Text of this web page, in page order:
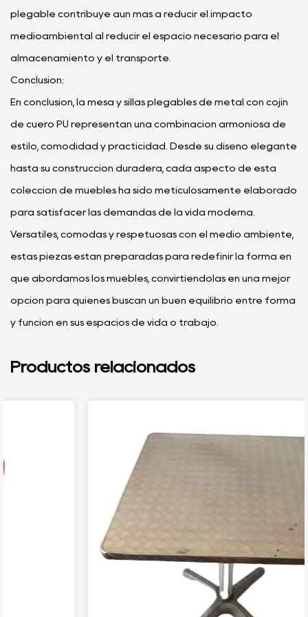
plegable contribuye aún más a reducir el impacto
medioambiental al reducir el espacio necesario para el
almacenamiento y el transporte.
Conclusión:
En conclusión, la mesa y sillas plegables de metal con cojín
de cuero PU representan una combinación armoniosa de
estilo, comodidad y practicidad. Desde su diseño elegante
hasta su construcción duradera, cada aspecto de esta
colección de muebles ha sido meticulosamente elaborado
para satisfacer las demandas de la vida moderna.
Versátiles, cómodas y respetuosas con el medio ambiente,
estas piezas están preparadas para redefinir la forma en
que abordamos los muebles, convirtiéndolas en una mejor
opción para quienes buscan un buen equilibrio entre forma
y función en sus espacios de vida o trabajo.
Productos relacionados